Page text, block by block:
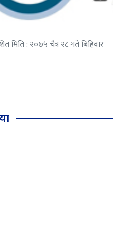
मिति : २०७५ चैत्र २८ गते बिहिवार